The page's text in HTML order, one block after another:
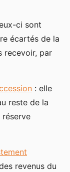
ci sont
écartés de la
recevoir, par
: elle
reste de la
revenus du